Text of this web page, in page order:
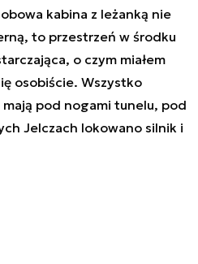
kabina z leżanką nie
to przestrzeń w środku
o czym miałem
osobiście. Wszystko
pod nogami tunelu, pod
Jelczach lokowano silnik i